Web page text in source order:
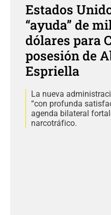
Estados
“ayuda” de
dólares para
posesión de
Espriella
La nueva
“con profunda
agenda bilateral
narcotráfico.